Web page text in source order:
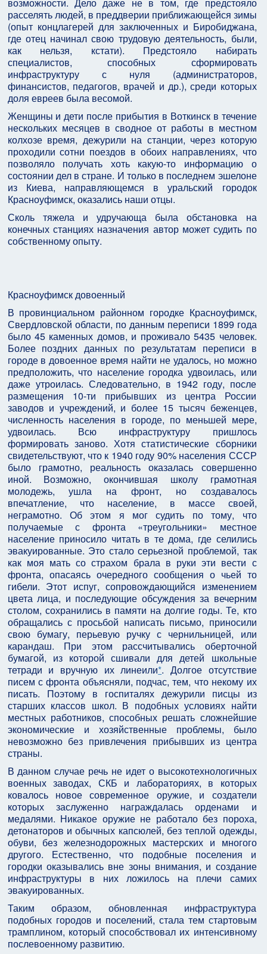
расселять людей, в преддверии приближающейся зимы
(опыт концлагерей для заключенных и Биробиджана,
где отец начинал свою трудовую деятельность, были,
как нельзя, кстати). Предстояло набирать
специалистов, способных сформировать
инфраструктуру с нуля (администраторов,
финансистов, педагогов, врачей и др.), среди которых
доля евреев была весомой.
Женщины и дети после прибытия в Воткинск в течение
нескольких месяцев в сводное от работы в местном
колхозе время, дежурили на станции, через которую
проходили сотни поездов в обоих направлениях, что
позволяло получать хоть какую-то информацию о
состоянии дел в стране. И только в последнем эшелоне
из Киева, направляющемся в уральский городок
Красноуфимск, оказались наши отцы.
Сколь тяжела и удручающа была обстановка на
конечных станциях назначения автор может судить по
собственному опыту.
Красноуфимск довоенный
В провинциальном районном городке Красноуфимск,
Свердловской области, по данным переписи 1899 года
было 45 каменных домов, и проживало 5435 человек.
Более поздних данных по результатам переписи в
городе в довоенное время найти не удалось, но можно
предположить, что население городка удвоилась, или
даже утроилась. Следовательно, в 1942 году, после
размещения 10-ти прибывших из центра России
заводов и учреждений, и более 15 тысяч беженцев,
численность населения в городе, по меньшей мере,
удвоилась. Всю инфраструктуру пришлось
формировать заново. Хотя статистические сборники
свидетельствуют, что к 1940 году 90% населения СССР
было грамотно, реальность оказалась совершенно
иной. Возможно, окончившая школу грамотная
молодежь, ушла на фронт, но создавалось
впечатление, что население, в массе своей,
неграмотно. Об этом я мог судить по тому, что
получаемые с фронта «треугольники» местное
население приносило читать в те дома, где селились
эвакуированные. Это стало серьезной проблемой, так
как моя мать со страхом брала в руки эти вести с
фронта, опасаясь очередного сообщения о чьей то
гибели. Этот испуг, сопровождающийся изменением
цвета лица, и последующие обсуждения за вечерним
столом, сохранились в памяти на долгие годы. Те, кто
обращались с просьбой написать письмо, приносили
свою бумагу, перьевую ручку с чернильницей, или
карандаш. При этом рассчитывались оберточной
бумагой, из которой сшивали для детей школьные
тетради и вручную их линеили*. Долгое отсутствие
писем с фронта объясняли, подчас, тем, что некому их
писать. Поэтому в госпиталях дежурили писцы из
старших классов школ. В подобных условиях найти
местных работников, способных решать сложнейшие
экономические и хозяйственные проблемы, было
невозможно без привлечения прибывших из центра
страны.
В данном случае речь не идет о высокотехнологичных
военных заводах, СКБ и лабораториях, в которых
ковалось новое современное оружие, и создатели
которых заслуженно награждалась орденами и
медалями. Никакое оружие не работало без пороха,
детонаторов и обычных капсюлей, без теплой одежды,
обуви, без железнодорожных мастерских и многого
другого. Естественно, что подобные поселения и
городки оказывались вне зоны внимания, и создание
инфраструктуры в них ложилось на плечи самих
эвакуированных.
Таким образом, обновленная инфраструктура
подобных городов и поселений, стала тем стартовым
трамплином, который способствовал их интенсивному
послевоенному развитию.